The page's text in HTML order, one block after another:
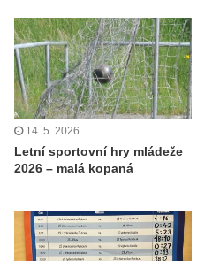
14. 5. 2026
Letní sportovní hry mládeže
2026 – malá kopaná